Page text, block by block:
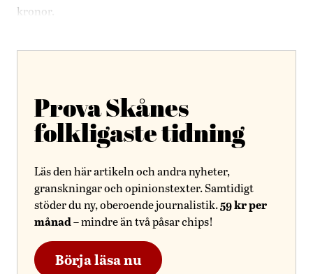
kronor.
Prova Skånes
folkligaste tidning
Läs den här artikeln och andra nyheter,
granskningar och opinionstexter. Samtidigt
stöder du ny, oberoende journalistik.59 kr per
månad– mindre än två påsar chips!
Börja läsa nu